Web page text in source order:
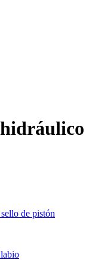
de pistón